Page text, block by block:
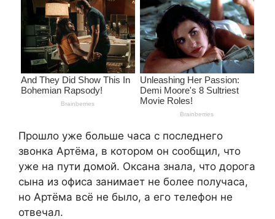
Прошло уже больше часа с последнего
звонка Артёма, в котором он сообщил, что
уже на пути домой. Оксана знала, что дорога
сына из офиса занимает не более получаса,
но Артёма всё не было, а его телефон не
отвечал.